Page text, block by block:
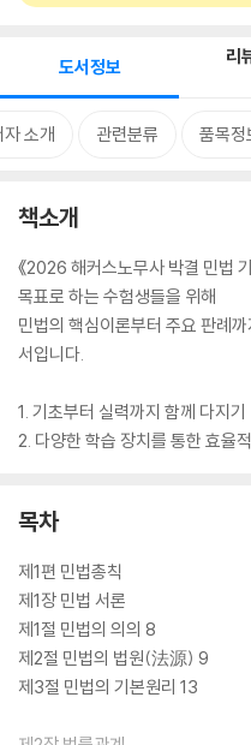
도서정보 리
자 소개 관련분류 품목정
책소개
《2026 해커스노무사 박결 민법
목표로 하는 수험생들을 위해
민법의 핵심이론부터 주요 판례
서입니다.
1. 기초부터 실력까지 함께 다지기
2. 다양한 학습 장치를 통한 효율
목차
제1편 민법총칙
제1장 민법 서론
제1절 민법의 의의 8
제2절 민법의 법원(法源) 9
제3절 민법의 기본원리 13